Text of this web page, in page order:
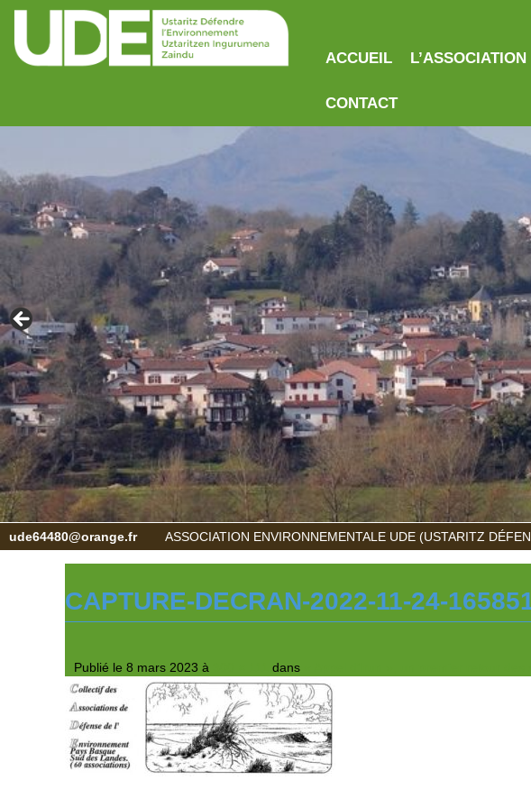
ACCUEIL L’ASSOCIATION
CONTACT
ASSOCIATION ENVIRONNEMENTALE UDE (USTARITZ
ude64480@orange.fr
CAPTURE-DECRAN-2022-11-24-
Publié le 8 mars 2023 à dans